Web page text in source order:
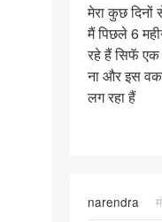
मेरा
कुछ
दिनों
से
लगातार
मेरा कुछ
मैं पिछले 6
रहे हैं सिफॅ
ना और इस
लग रहा हैं
narendra